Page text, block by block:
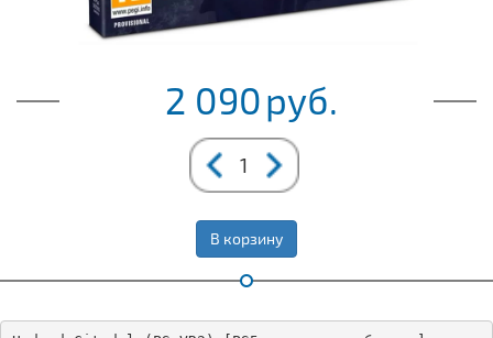
2 090руб.
В корзину